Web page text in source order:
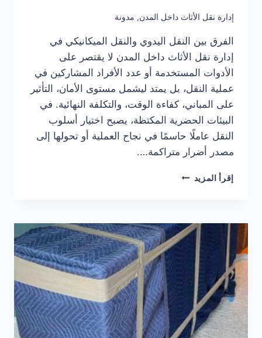
إدارة نقل الأثاث داخل المدن, مدونة
الفرق بين النقل اليدوي والنقل الميكانيكي في
إدارة نقل الأثاث داخل المدن لا يقتصر على
الأدوات المستخدمة أو عدد الأفراد المشاركين في
عملية النقل، بل يمتد ليشمل مستوى الأمان، التأثير
على المباني، كفاءة الوقت، والتكلفة النهائية. في
البيئات الحضرية المكتظة، يصبح اختيار أسلوب
النقل عاملًا حاسمًا في نجاح العملية أو تحولها إلى
مصدر أضرار متراكمة….
إقرأ المزيد الفرق
والنقل
الميكانيكي
إدارة
الأثاث
داخل
المدن